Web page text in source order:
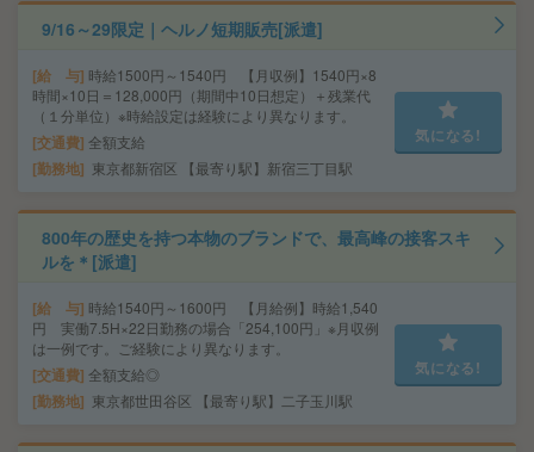
9/16～29限定｜ヘルノ短期販売[派遣]
給 与 時給1500円～1540円 【月収例】1540円×8
時間×10日＝128,000円（期間中10日想定）＋残業代
（１分単位）※時給設定は経験により異なります。
交通費 全額支給
勤務地 東京都新宿区 【最寄り駅】新宿三丁目駅
気になる!
800年の歴史を持つ本物のブランドで、最高峰の接客スキ
ルを＊[派遣]
給 与 時給1540円～1600円 【月給例】時給1,540
円 実働7.5H×22日勤務の場合「254,100円」※月収例
は一例です。ご経験により異なります。
交通費 全額支給◎
勤務地 東京都世田谷区 【最寄り駅】二子玉川駅
気になる!